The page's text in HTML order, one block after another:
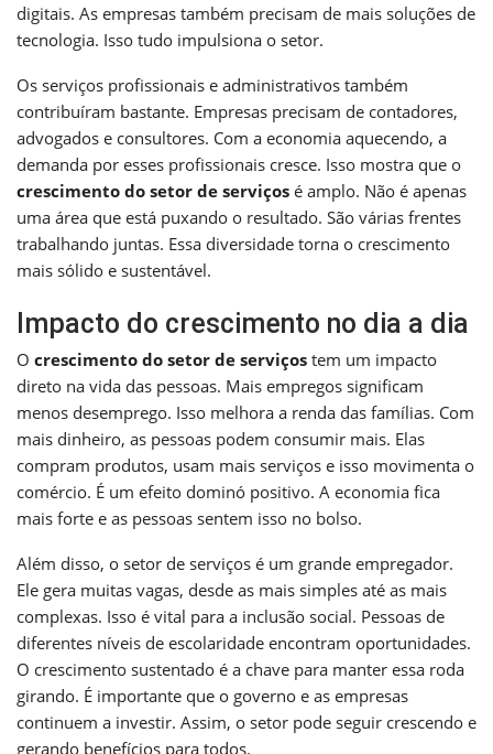
digitais. As empresas também precisam de mais soluções de
tecnologia. Isso tudo impulsiona o setor.
Os serviços profissionais e administrativos também
contribuíram bastante. Empresas precisam de contadores,
advogados e consultores. Com a economia aquecendo, a
demanda por esses profissionais cresce. Isso mostra que o
crescimento do setor de serviços é amplo. Não é apenas
uma área que está puxando o resultado. São várias frentes
trabalhando juntas. Essa diversidade torna o crescimento
mais sólido e sustentável.
Impacto do crescimento no dia a dia
O crescimento do setor de serviços tem um impacto
direto na vida das pessoas. Mais empregos significam
menos desemprego. Isso melhora a renda das famílias. Com
mais dinheiro, as pessoas podem consumir mais. Elas
compram produtos, usam mais serviços e isso movimenta o
comércio. É um efeito dominó positivo. A economia fica
mais forte e as pessoas sentem isso no bolso.
Além disso, o setor de serviços é um grande empregador.
Ele gera muitas vagas, desde as mais simples até as mais
complexas. Isso é vital para a inclusão social. Pessoas de
diferentes níveis de escolaridade encontram oportunidades.
O crescimento sustentado é a chave para manter essa roda
girando. É importante que o governo e as empresas
continuem a investir. Assim, o setor pode seguir crescendo e
gerando benefícios para todos.